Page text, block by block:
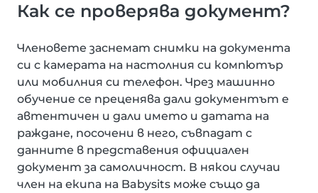
Как се проверява документ?
Членовете заснемат снимки на документа
си с камерата на настолния си компютър
или мобилния си телефон. Чрез машинно
обучение се преценява дали документът е
автентичен и дали името и датата на
раждане, посочени в него, съвпадат с
данните в представения официален
документ за самоличност. В някои случаи
член на екипа на Babysits може също да